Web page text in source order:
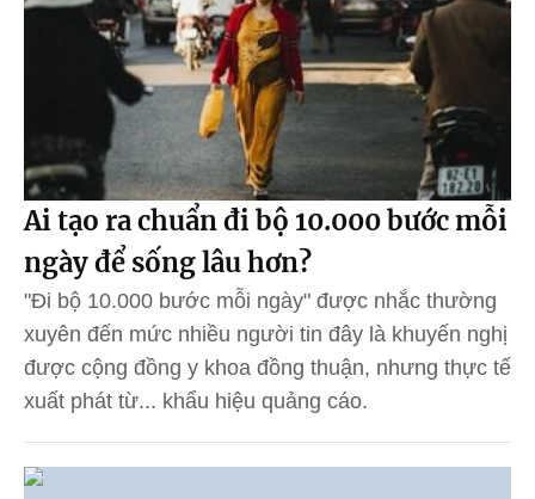
Ai tạo ra chuẩn đi bộ 10.000 bước mỗi
ngày để sống lâu hơn?
"Đi bộ 10.000 bước mỗi ngày" được nhắc thường
xuyên đến mức nhiều người tin đây là khuyến nghị
được cộng đồng y khoa đồng thuận, nhưng thực tế
xuất phát từ... khẩu hiệu quảng cáo.